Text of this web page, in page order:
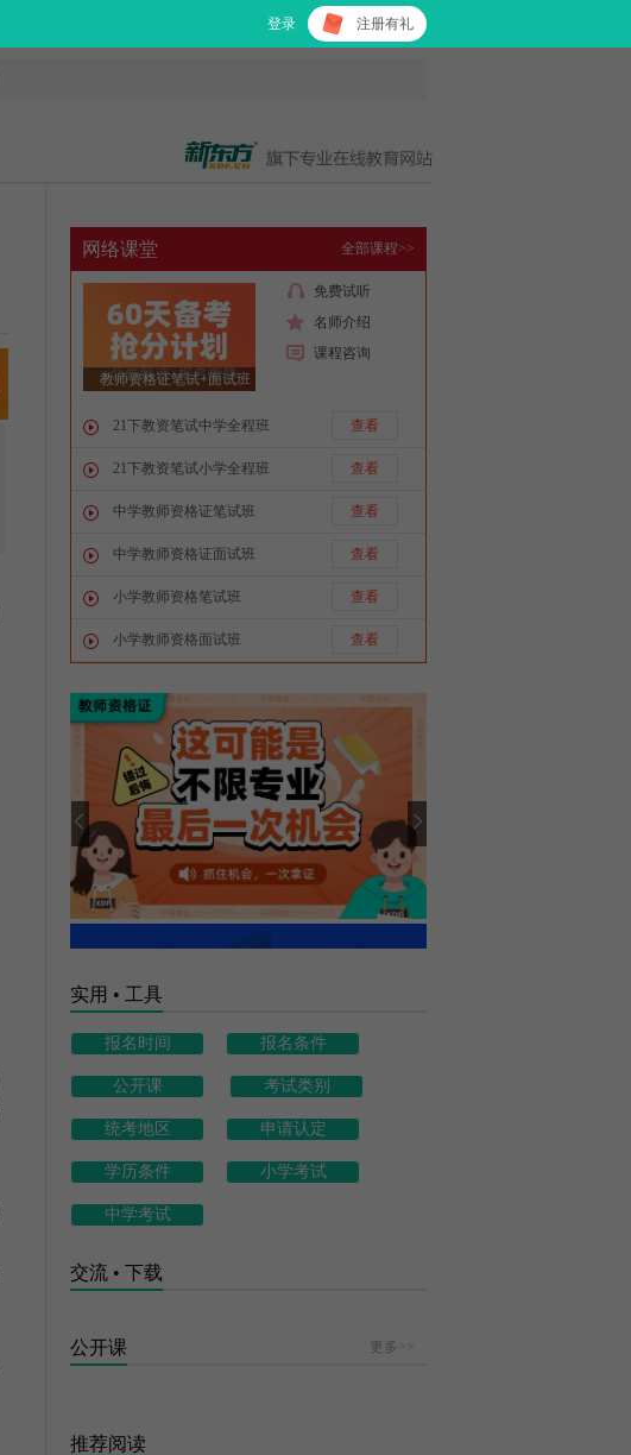
登录 注册有礼
网络课堂 全部课程>>
教师资格证笔试+面试班
免费试听
名师介绍
课程咨询
21下教资笔试中学全程班 查看
21下教资笔试小学全程班 查看
中学教师资格证笔试班 查看
中学教师资格证面试班 查看
小学教师资格笔试班 查看
小学教师资格面试班 查看
实用 • 工具
报名时间 报名条件
公开课 考试类别
统考地区 申请认定
学历条件 小学考试
中学考试
交流 • 下载
公开课 更多>>
推荐阅读